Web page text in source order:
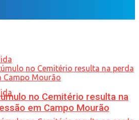
no Cemitério resulta na
em Campo Mourão